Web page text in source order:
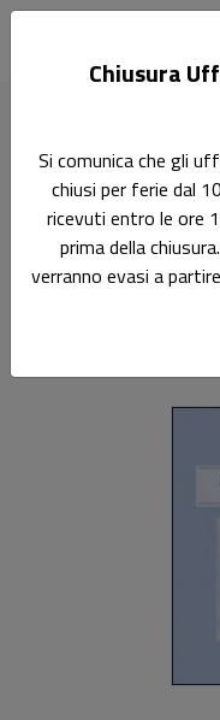
Ricerca
I
Una famiglia nell'Italia
Chiusura
Si comunica che gli
chiusi per ferie dal
ricevuti entro le ore
prima della
verranno evasi a